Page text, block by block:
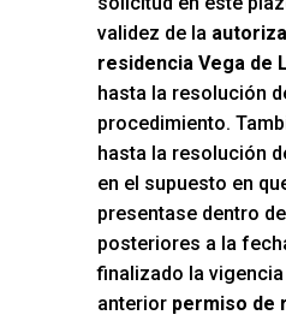
validez de la
residencia Vega de
hasta la resolución
procedimiento.
hasta la resolución
en el supuesto en
presentase dentro
posteriores a la
finalizado la vigencia
anterior permiso de